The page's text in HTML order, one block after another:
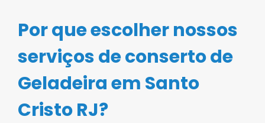
Por que escolher nossos
serviços de conserto de
Geladeira em Santo
Cristo RJ?